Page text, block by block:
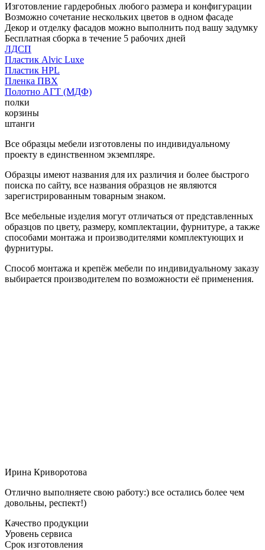
Изготовление гардеробных любого размера и конфигурации
Возможно сочетание нескольких цветов в одном фасаде
Декор и отделку фасадов можно выполнить под вашу задумку
Бесплатная сборка в течение 5 рабочих дней
ЛДСП
Пластик Alvic Luxe
Пластик HPL
Пленка ПВХ
Полотно АГТ (МДФ)
полки
корзины
штанги
Все образцы мебели изготовлены по индивидуальному
проекту в единственном экземпляре.
Образцы имеют названия для их различия и более быстрого
поиска по сайту, все названия образцов не являются
зарегистрированным товарным знаком.
Все мебельные изделия могут отличаться от представленных
образцов по цвету, размеру, комплектации, фурнитуре, а также
способами монтажа и производителями комплектующих и
фурнитуры.
Способ монтажа и крепёж мебели по индивидуальному заказу
выбирается производителем по возможности её применения.
Ирина Криворотова
Отлично выполняете свою работу:) все остались более чем
довольны, респект!)
Качество продукции
Уровень сервиса
Срок изготовления